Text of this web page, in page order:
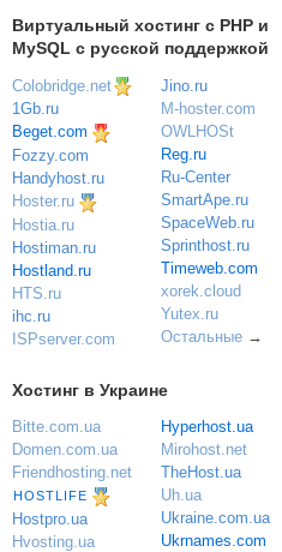
Виртуальный хостинг c PHP и
MySQL с русской поддержкой
Colobridge.net
1Gb.ru
Beget.com
Fozzy.com
Handyhost.ru
Hoster.ru
Hostia.ru
Hostiman.ru
Hostland.ru
HTS.ru
ihc.ru
ISPserver.com
Jino.ru
M-hoster.com
OWLHOSt
Reg.ru
Ru-Center
SmartApe.ru
SpaceWeb.ru
Sprinthost.ru
Timeweb.com
xorek.cloud
Yutex.ru
Остальные→
Хостинг в Украине
Bitte.com.ua
Domen.com.ua
Friendhosting.net
HOSTLIFE
Hostpro.ua
Hvosting.ua
Hyperhost.ua
Mirohost.net
TheHost.ua
Uh.ua
Ukraine.com.ua
Ukrnames.com